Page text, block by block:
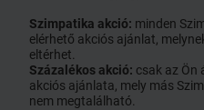
Szimpatika akció: minden
elérhető akciós ajánlat,
eltérhet.
Százalékos akció: csak az Ön
akciós ajánlata, mely más
nem megtalálható.